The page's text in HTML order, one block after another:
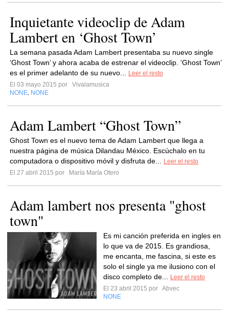
Inquietante videoclip de Adam
Lambert en ‘Ghost Town’
La semana pasada Adam Lambert presentaba su nuevo single
‘Ghost Town’ y ahora acaba de estrenar el videoclip. ‘Ghost Town’
es el primer adelanto de su nuevo...
Leer el resto
El 03 mayo 2015 por
Vivalamusica
NONE NONE
Adam Lambert “Ghost Town”
Ghost Town es el nuevo tema de Adam Lambert que llega a
nuestra página de música Dilandau México. Escúchalo en tu
computadora o dispositivo móvil y disfruta de...
Leer el resto
El 27 abril 2015 por
María María Otero
Adam lambert nos presenta "ghost
town"
Es mi canción preferida en ingles en
lo que va de 2015. Es grandiosa,
me encanta, me fascina, si este es
solo el single ya me ilusiono con el
disco completo de...
Leer el resto
El 23 abril 2015 por Abvec
NONE